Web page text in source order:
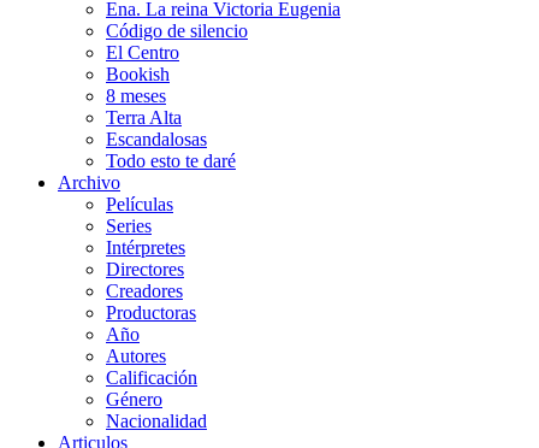
Ena. La reina Victoria Eugenia
Código de silencio
El Centro
Bookish
8 meses
Terra Alta
Escandalosas
Todo esto te daré
Archivo
Películas
Series
Intérpretes
Directores
Creadores
Productoras
Año
Autores
Calificación
Género
Nacionalidad
Articulos